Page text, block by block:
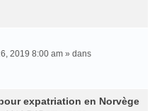
2019 8:00 am » dans
expatriation en Norvège